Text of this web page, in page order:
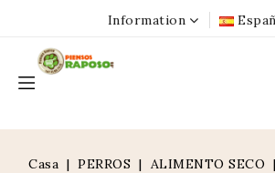
Information
Casa PERROS ALIMENTO SECO